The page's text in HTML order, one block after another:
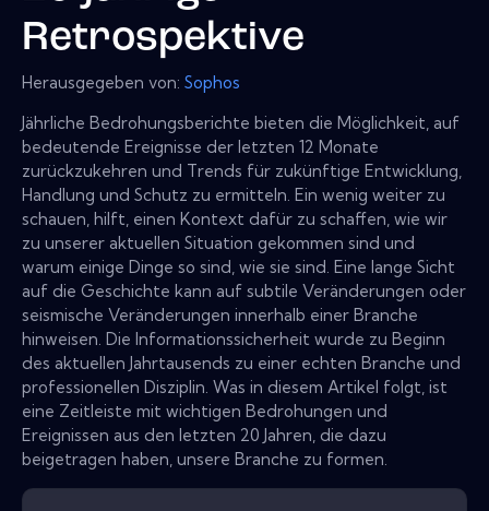
Retrospektive
Herausgegeben von: Sophos
Jährliche Bedrohungsberichte bieten die Möglichkeit, auf
bedeutende Ereignisse der letzten 12 Monate
zurückzukehren und Trends für zukünftige Entwicklung,
Handlung und Schutz zu ermitteln. Ein wenig weiter zu
schauen, hilft, einen Kontext dafür zu schaffen, wie wir
zu unserer aktuellen Situation gekommen sind und
warum einige Dinge so sind, wie sie sind. Eine lange Sicht
auf die Geschichte kann auf subtile Veränderungen oder
seismische Veränderungen innerhalb einer Branche
hinweisen. Die Informationssicherheit wurde zu Beginn
des aktuellen Jahrtausends zu einer echten Branche und
professionellen Disziplin. Was in diesem Artikel folgt, ist
eine Zeitleiste mit wichtigen Bedrohungen und
Ereignissen aus den letzten 20 Jahren, die dazu
beigetragen haben, unsere Branche zu formen.